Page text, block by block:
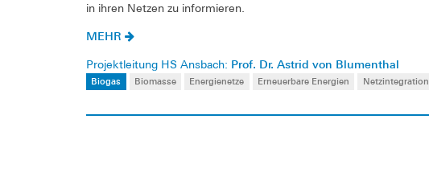
in ihren Netzen zu informieren.
MEHR
Projektleitung HS Ansbach: Prof. Dr. Astrid von Blumenthal
Biogas Biomasse Energienetze Erneuerbare Energien Netzintegration